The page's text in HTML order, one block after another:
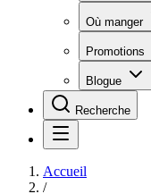
Où manger
Promotions
Blogue
Recherche
Accueil
/